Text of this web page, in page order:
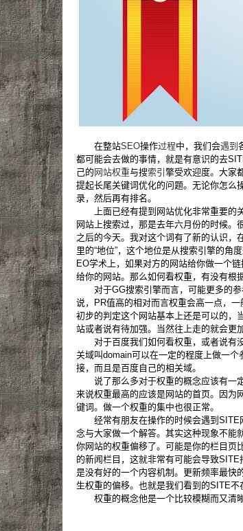
在整站SEO操作过程中，我们会遇到
都可能会去做的事情，就是有意识的去
己的 网站权重与搜索引 擎受欢迎度。大家
提起长尾关键词优化的问题。无论你怎么
录，然后再有排名。
上面已经有提到网站优化非常重要的
网站上搜索过，那是去年六月份的时候。
之后的今天。我对这个词有了新的认识，
里的“地位”，这个地位是从搜索引擎的角
EO学术上，如果对方的网站给你做一个
给你的网站。那么如何看权重，有没有根
对于GG搜索引擎而言，可能更多的参
说，PR值高的相对而言权重会高一点，
初步的判定这个网站基本上还是可以的，
站或者说有待加强。当然往上走的就会更
对于百度我们如何看权重，或者说有
关域叫domain可以在一定的程度上做一
接，而且是百度自己的相关域。
说了那么多对于权重的概念应该有一
来说权重最高的应该是网站的首页。因为
键词。做一个权重的集中也很正常。
经常有朋友在操作的时候会遇到SITE
念与大家做一个解答。其实这种现象不能
你网站的权重偏移了。可能是你的栏目页
的新闻栏目，这就非常有可能会导致
是没有好的一个内容机制。更新频率最快
生权重的偏移。也就是我们看到的SITE不
权重的概念他是一个比较模糊而又清